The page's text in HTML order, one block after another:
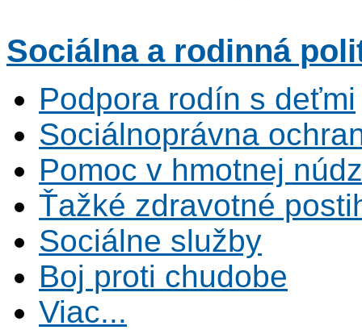
Sociálnaa rodinná
Podpora rodín s deťmi
Sociálnoprávna
Pomoc v hmotnej
Ťažké zdravotné
Sociálne služby
Boj proti chudobe
Viac...